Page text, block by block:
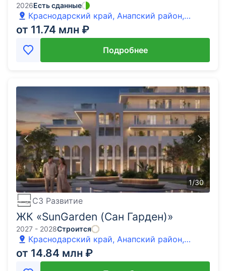
2026Есть сданные
Краснодарский край, Анапский район,
Анапа, Гостиничный Комплекс Морелло тер.
от 11.74 млн ₽
Подробнее
1/30
СЗ Развитие
ЖК «SunGarden (Сан Гарден)»
2027 - 2028Строится
Краснодарский край, Анапский район,
Анапа, улица Железнодорожная
от 14.84 млн ₽